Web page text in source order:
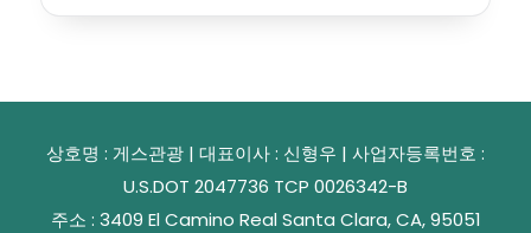
상호명 : 게스관광 | 대표이사 : 신형우 | 사업자등록번호 :
U.S.DOT 2047736 TCP 0026342-B
주소 : 3409 El Camino Real Santa Clara, CA, 95051